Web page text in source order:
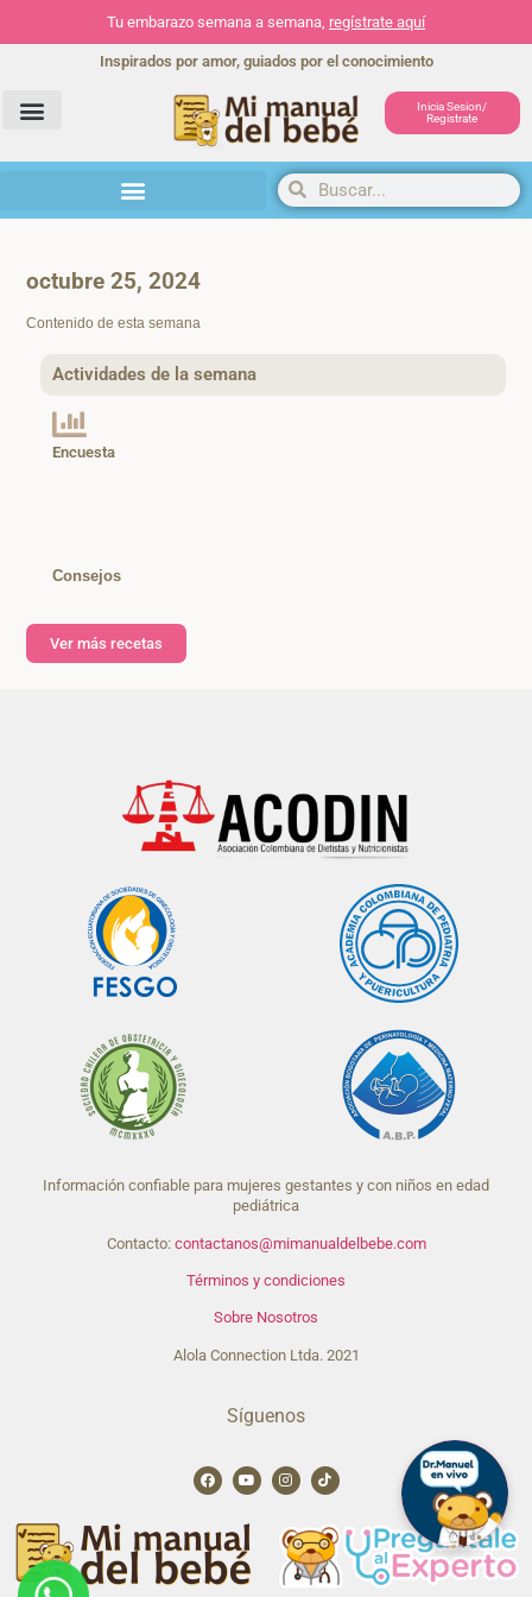
Tu embarazo semana a semana, regístrate aquí
Inspirados por amor, guiados por el conocimiento
Inicia Sesion/
Registrate
octubre 25, 2024
Contenido de esta semana
Actividades de la semana
Encuesta
Consejos
Ver más recetas
Información confiable para mujeres gestantes y con niños en edad
pediátrica
Contacto: contactanos@mimanualdelbebe.com
Términos y condiciones
Sobre Nosotros
Alola Connection Ltda. 2021
Síguenos